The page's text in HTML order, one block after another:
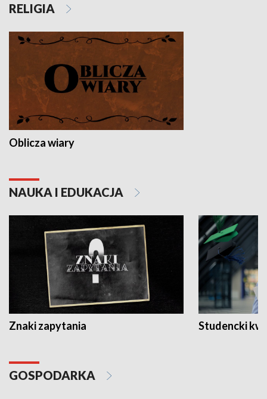
RELIGIA
Oblicza wiary
NAUKA I EDUKACJA
Znaki zapytania Studencki
GOSPODARKA